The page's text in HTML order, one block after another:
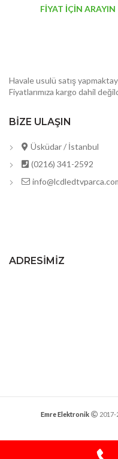
FİYAT İÇİN ARAYIN
Havale usulü satış
Fiyatlarımıza kargo dahil
BIZE ULAŞIN
Üsküdar / İstanbul
(0216) 341-2592
ADRESIMIZ
Emre Elektronik 2017-